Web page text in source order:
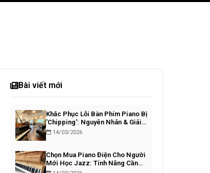
Bài viết mới
Khắc Phục Lỗi Bàn Phím Piano Bị
'Chipping': Nguyên Nhân & Giải
Pháp14/03/2026
Chọn Mua Piano Điện Cho Người
Mới Học Jazz: Tính Năng Cần
Thiết